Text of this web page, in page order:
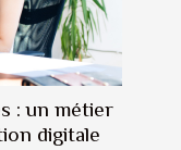
: un métier
digitale